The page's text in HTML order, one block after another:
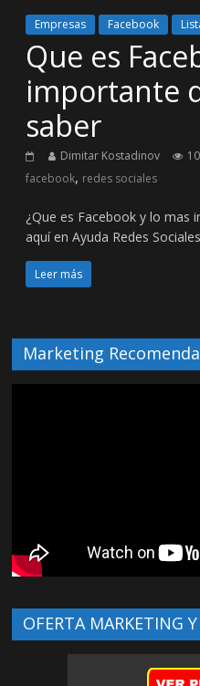
Empresas Facebook
Que es
importante
saber
Dimitar Kostadinov
facebook, redes sociales
¿Que es Facebook y lo mas
aquí en Ayuda Redes
Leer más
Marketing
OFERTA MARKETING Y